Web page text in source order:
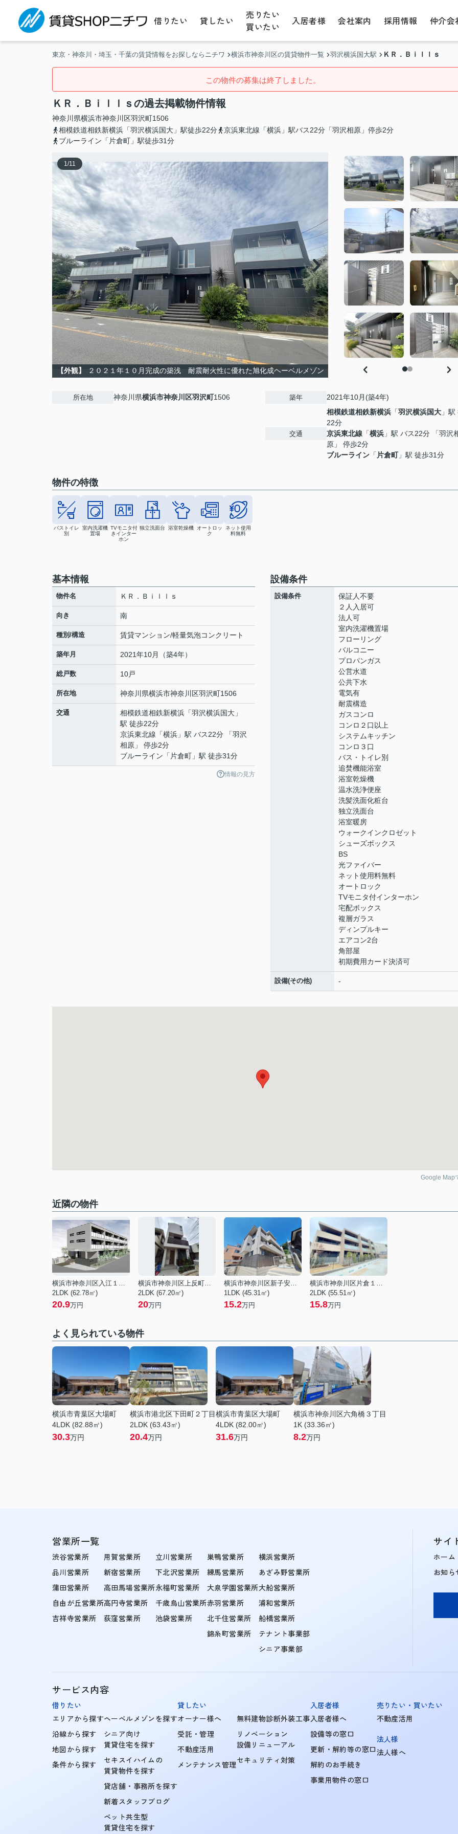
借りたい 貸したい
売りたい
買いたい
入居者様 会社案内 採用情報 仲介会
東京・神奈川・埼玉・千葉の賃貸情報をお探しならニチワ 横浜市神奈川区の賃貸物件一覧 羽沢横浜国大駅 ＫＲ．Ｂｉｌｌｓ
この物件の募集は終了しました。
ＫＲ．Ｂｉｌｌｓの過去掲載物件情報
神奈川県横浜市神奈川区羽沢町1506
相模鉄道相鉄新横浜「羽沢横浜国大」駅徒歩22分
京浜東北線「横浜」駅バス22分「羽沢相原」停歩2分
ブルーライン「片倉町」駅徒歩31分
1/11
【外観】 ２０２１年１０月完成の築浅 耐震耐火性に優れた旭化成ヘーベルメゾン
所在地 神奈川県横浜市神奈川区羽沢町1506 築年 2021年10月(築4年)
交通
相模鉄道相鉄新横浜 「羽沢横浜国大 」
22分
京浜東北線 「横浜 」駅 バス22分 「羽沢
原」 停歩2分
ブルーライン 「 片倉町」駅 徒歩31分
物件の特徴
バストイレ
別
室内洗濯機
置場
TVモニタ付
きインター
ホン
独立洗面台 浴室乾燥機
オートロッ
ク
ネット使用
料無料
基本情報
物件名 ＫＲ．Ｂｉｌｌｓ
向き 南
種別/構造 賃貸マンション/軽量気泡コンクリート
築年月 2021年10月（築4年）
総戸数 10戸
所在地 神奈川県横浜市神奈川区羽沢町1506
交通 相模鉄道相鉄新横浜 「羽沢横浜国大 」
駅 徒歩22分
京浜東北線 「横浜 」駅 バス22分 「羽沢
相原」 停歩2分
ブルーライン 「 片倉町 」駅 徒歩31分
情報の見方
設備条件
設備条件
保証人不要
２人入居可
法人可
室内洗濯機置場
フローリング
バルコニー
プロパンガス
公営水道
公共下水
電気有
耐震構造
ガスコンロ
コンロ２口以上
システムキッチン
コンロ３口
バス・トイレ別
追焚機能浴室
浴室乾燥機
温水洗浄便座
洗髪洗面化粧台
独立洗面台
浴室暖房
ウォークインクロゼット
シューズボックス
BS
光ファイバー
ネット使用料無料
オートロック
TVモニタ付インターホン
宅配ボックス
複層ガラス
ディンプルキー
エアコン2台
角部屋
初期費用カード決済可
設備(その他) -
Google Map
近隣の物件
横浜市神奈川区入江１丁目
2LDK (62.78㎡)
20.9万円
横浜市神奈川区上反町１丁目
2LDK (67.20㎡)
20万円
横浜市神奈川区新子安１丁目
1LDK (45.31㎡)
15.2万円
横浜市神奈川区片倉１丁目
2LDK (55.51㎡)
15.8万円
よく見られている物件
横浜市青葉区大場町
4LDK (82.88㎡)
30.3万円
横浜市港北区下田町２丁目
2LDK (63.43㎡)
20.4万円
横浜市青葉区大場町
4LDK (82.00㎡)
31.6万円
横浜市神奈川区六角橋３丁目
1K (33.36㎡)
8.2万円
営業所一覧
渋谷営業所
品川営業所
蒲田営業所
自由が丘営業所
吉祥寺営業所
用賀営業所
新宿営業所
高田馬場営業所
高円寺営業所
荻窪営業所
立川営業所
下北沢営業所
永福町営業所
千歳烏山営業所
池袋営業所
巣鴨営業所
練馬営業所
大泉学園営業所
赤羽営業所
北千住営業所
錦糸町営業所
横浜営業所
あざみ野営業所
大船営業所
浦和営業所
船橋営業所
テナント事業部
シニア事業部
サイ
ホーム
お知ら
サービス内容
借りたい
エリアから探す
沿線から探す
地図から探す
条件から探す
ヘーベルメゾンを探す
シニア向け
賃貸住宅を探す
セキスイハイムの
賃貸物件を探す
貸店舗・事務所を探す
新着スタッフブログ
ペット共生型
賃貸住宅を探す
貸したい
オーナー様へ
受託・管理
不動産活用
メンテナンス管理
無料建物診断外装工事
リノベーション
設備リニューアル
セキュリティ対策
入居者様
入居者様へ
設備等の窓口
更新・解約等の窓口
解約のお手続き
事業用物件の窓口
売りたい・買いたい
不動産活用
法人様
法人様へ